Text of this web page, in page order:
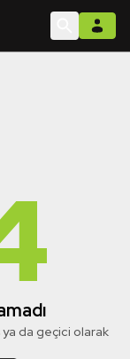
ya da geçici olarak